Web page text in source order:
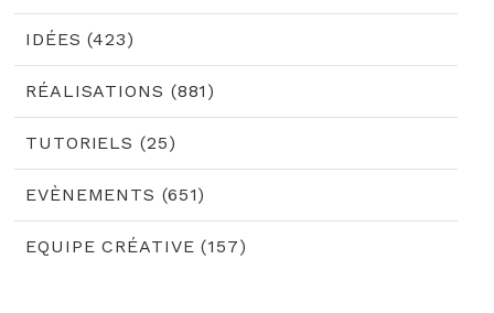
IDÉES (423)
RÉALISATIONS (881)
TUTORIELS (25)
EVÈNEMENTS (651)
EQUIPE CRÉATIVE (157)